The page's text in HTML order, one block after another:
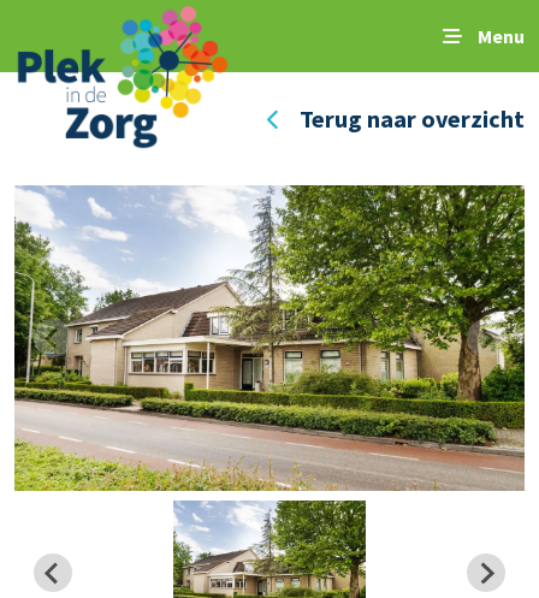
Menu
Terug naar overzicht